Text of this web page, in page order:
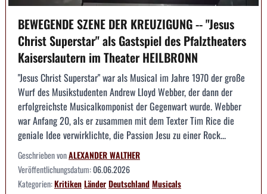
BEWEGENDE SZENE DER KREUZIGUNG -- "Jesus
Christ Superstar" als Gastspiel des Pfalztheaters
Kaiserslautern im Theater HEILBRONN
"Jesus Christ Superstar" war als Musical im Jahre 1970 der große
Wurf des Musikstudenten Andrew Lloyd Webber, der dann der
erfolgreichste Musicalkomponist der Gegenwart wurde. Webber
war Anfang 20, als er zusammen mit dem Texter Tim Rice die
geniale Idee verwirklichte, die Passion Jesu zu einer Rock...
Geschrieben vonALEXANDER WALTHER
Veröffentlichungsdatum:06.06.2026
Kategorien:KritikenLänderDeutschlandMusicals